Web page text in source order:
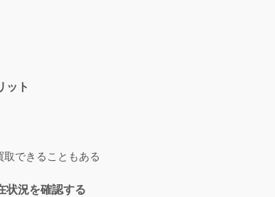
ット
できることもある
状況を確認する